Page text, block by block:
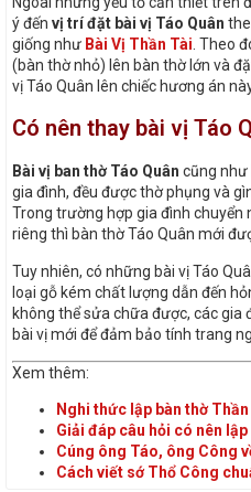
ý đến vị trí đặt bài vị Táo Quân
giống như Bài Vị Thần Tài . Theo
(bàn thờ nhỏ) lên bàn thờ lớn và
vị Táo Quân lên chiếc hương án
Có nên thay bài vị Táo
Bài vị ban thờ Táo Quân cũng như
gia đình, đều được thờ phụng và
Trong trường hợp gia đình chuyển
riêng thì bàn thờ Táo Quân mới
Tuy nhiên, có những bài vị Táo
loại gỗ kém chất lượng dẫn đến
không thể sửa chữa được, các gia
bài vị mới để đảm bảo tính trang
Xem thêm:
Nghi thức lập bàn thờ
Giải đáp câu hỏi có nên
Cúng ông Táo, ông Công
Cách viết sớ Thổ Công